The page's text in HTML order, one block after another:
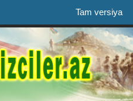
Tam versiya